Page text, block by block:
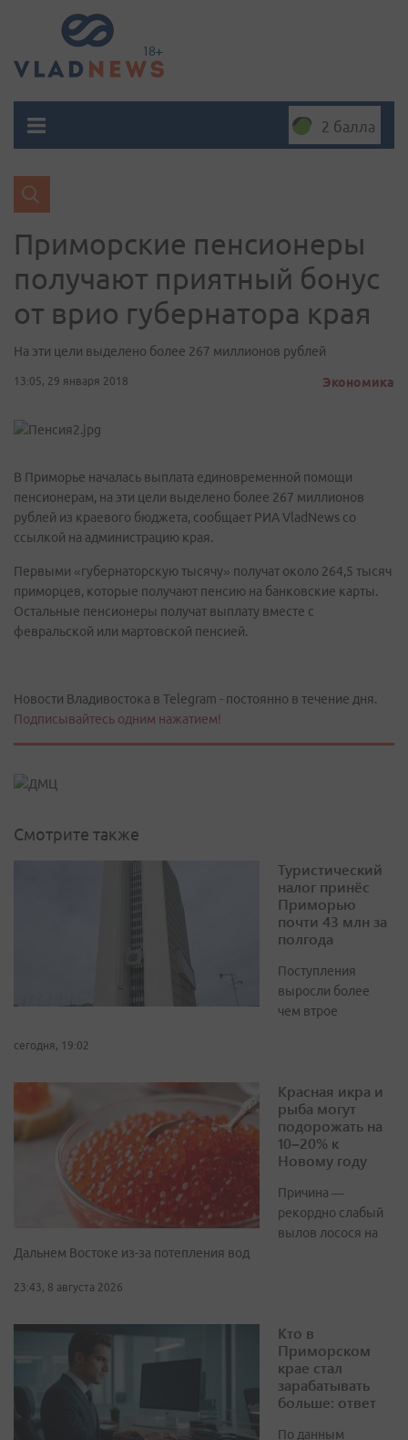
2 балла
Приморские пенсионеры
получают приятный бонус
от врио губернатора края
На эти цели выделено более 267 миллионов рублей
13:05, 29 января 2018 Экономика
В Приморье началась выплата единовременной помощи
пенсионерам, на эти цели выделено более 267 миллионов
рублей из краевого бюджета, сообщает РИА VladNews со
ссылкой на администрацию края.
Первыми «губернаторскую тысячу» получат около 264,5 тысяч
приморцев, которые получают пенсию на банковские карты.
Остальные пенсионеры получат выплату вместе с
февральской или мартовской пенсией.
Новости Владивостока в Telegram - постоянно в течение дня.
Подписывайтесь одним нажатием!
Смотрите также
Туристический
налог принёс
Приморью
почти 43 млн за
полгода
Поступления
выросли более
чем втрое
сегодня, 19:02
Красная икра и
рыба могут
подорожать на
10–20% к
Новому году
Причина —
рекордно слабый
вылов лосося на
Дальнем Востоке из-за потепления вод
23:43, 8 августа 2026
Кто в
Приморском
крае стал
зарабатывать
больше: ответ
По данным